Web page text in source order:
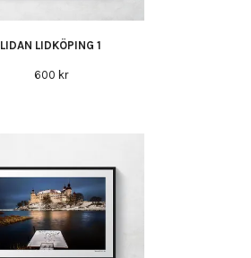
LIDAN LIDKÖPING 1
600 kr